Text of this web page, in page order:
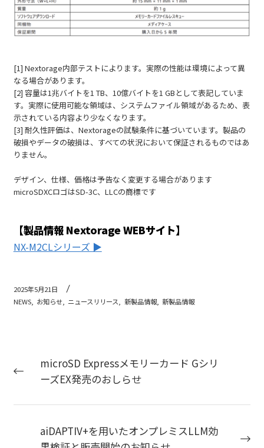
[1] Nextorage内部テストによります。実際の性能は環境によって異
なる場合があります。
[2] 容量は1兆バイトを1 TB、10億バイトを1 GBとして表記していま
す。実際に使用可能な領域は、システムファイル領域があるため、表
示されている内容より少なくなります。
[3] 耐久性評価は、Nextorageの試験条件に基づいています。製品の
破損やデータの破損は、すべての状況において保証されるものではあ
りません。
デザイン、仕様、価格は予告なく変更する場合があります
microSDXCロゴはSD-3C、LLCの商標です
【製品情報 Nextorage WEBサイト】
NX-M2CLシリーズ ▶
2025年5月21日
NEWS,
お知らせ, ニュースリリース, 新製品情報, 新製品情報
microSD Expressメモリーカード Gシリ
ーズEX発売のおしらせ
aiDAPTIV+を用いたオンプレミスLLM効